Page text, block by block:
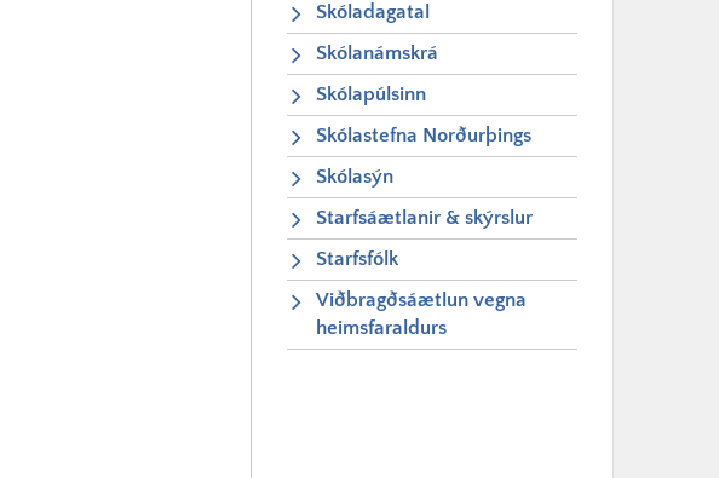
Skóladagatal
Skólanámskrá
Skólapúlsinn
Skólastefna Norðurþings
Skólasýn
Starfsáætlanir & skýrslur
Starfsfólk
Viðbragðsáætlun vegna
heimsfaraldurs